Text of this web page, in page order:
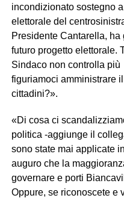
incondizionato sostegno
elettorale del
Presidente Cantarella,
futuro progetto elettorale.
Sindaco non controlla
figuriamoci amministrare
cittadini?».
«Di cosa ci
politica -aggiunge il
sono state mai applicate
auguro che la
governare e porti
Oppure, se riconoscete e